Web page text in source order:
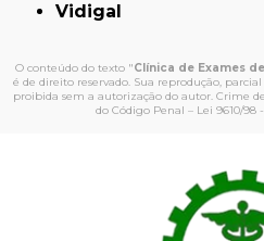
Vidigal
O conteúdo do texto "Clínica de Exames
é de direito reservado. Sua reprodução,
proibida sem a autorização do autor. Crime
do Código Penal – Lei 9610/98